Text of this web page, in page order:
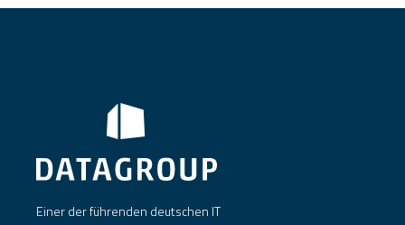
Einer der führenden deutschen IT